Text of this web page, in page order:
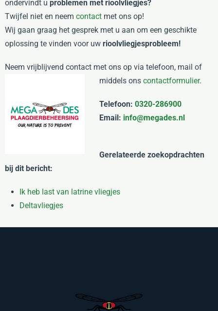
ondervindt u problemen met rioolvliegjes?
Twijfel niet en neem contact met ons op!
Wij gaan graag het gesprek met u aan om een geschikte
oplossing te vinden voor uw rioolvliegjesprobleem!
Neem vrijblijvend contact met ons op via telefoon, mail of
middels ons contactformulier.
Telefoon: 0320-286900
Email: info@megades.nl
Gerelateerde zoekopdrachten
bij dit bericht:
Ik heb last van latrine vliegjes
Deltavliegjes